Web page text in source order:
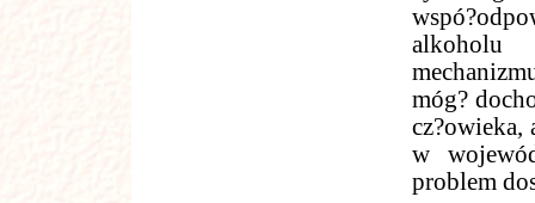
alkoholu
móg?
cz?owieka,
w
problem